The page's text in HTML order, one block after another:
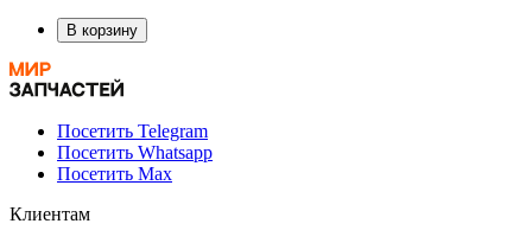
В корзину
Посетить Telegram
Посетить Whatsapp
Посетить Max
Клиентам